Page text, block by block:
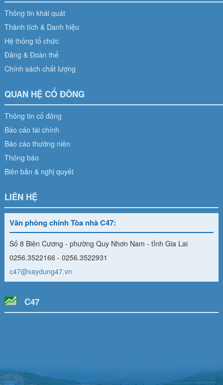
Thông tin khái quát
Thành tích & Danh hiệu
Hệ thống tổ chức
Đảng & Đoàn thể
Chính sách chất lượng
QUAN HỆ CỔ ĐÔNG
Thông tin cổ đông
Báo cáo tài chính
Báo cáo thường niên
Thông báo
Biên bản & nghị quyết
LIÊN HỆ
Văn phòng chính Tòa nhà C47:
Số 8 Biên Cương - phường Quy Nhơn Nam - tỉnh Gia Lai
0256.3522166 - 0256.3522931
c47@xaydung47.vn
C47